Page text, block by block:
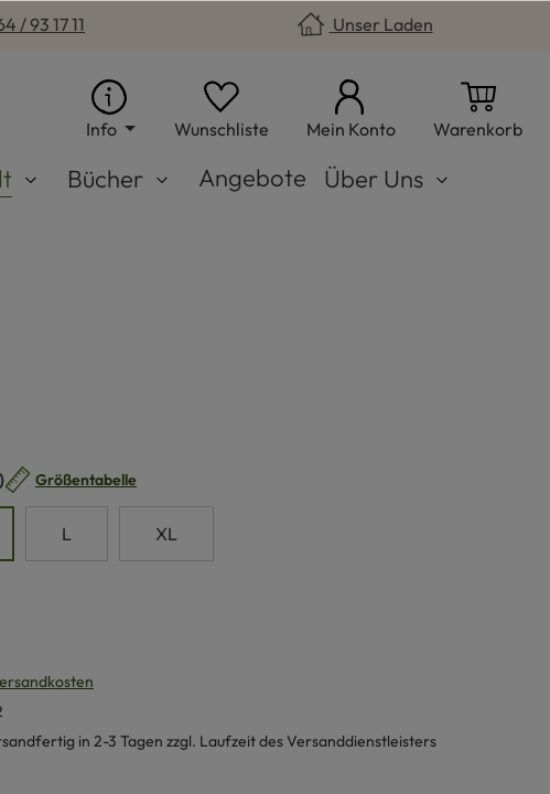
/ 93 17 11 Unser Laden
Info Wunschliste Du hast 0 Produkte auf dem
Mein Konto Warenkorb
Bücher Angebote Über Uns
Größentabelle
L XL
in 2-3 Tagen zzgl. Laufzeit des Versanddienstleisters